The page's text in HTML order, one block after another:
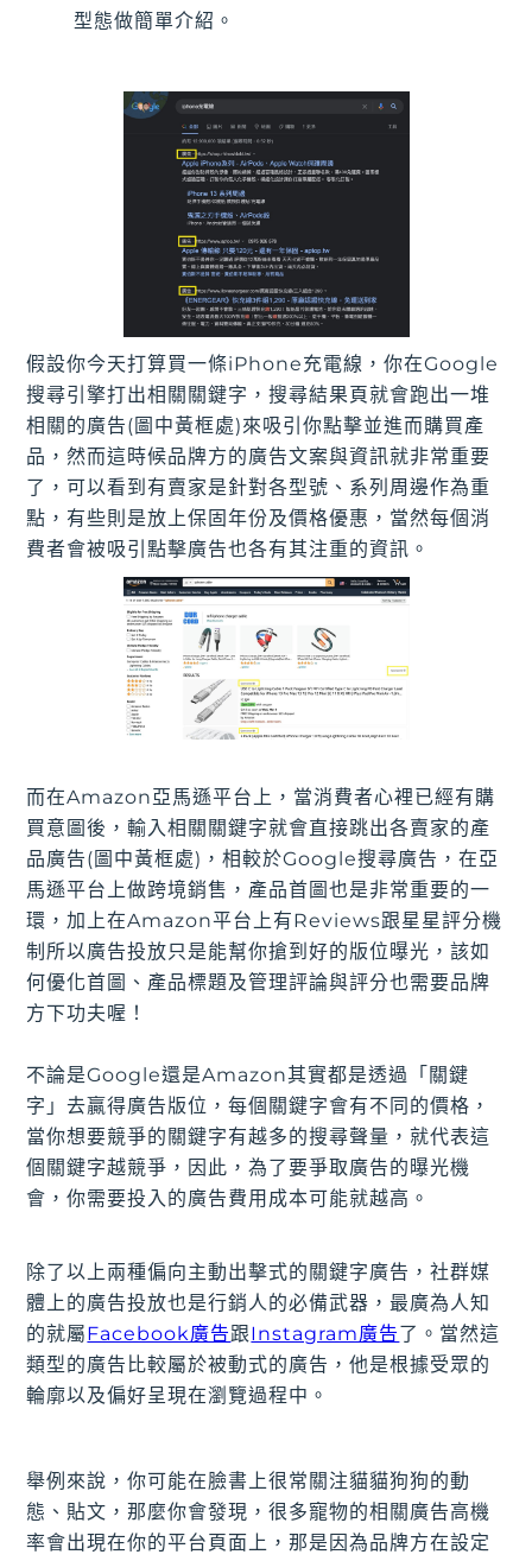
型態做簡單介紹。
假設你今天打算買一條iPhone充電線，你在Google
搜尋引擎打出相關關鍵字，搜尋結果頁就會跑出一堆
相關的廣告(圖中黃框處)來吸引你點擊並進而購買產
品，然而這時候品牌方的廣告文案與資訊就非常重要
了，可以看到有賣家是針對各型號、系列周邊作為重
點，有些則是放上保固年份及價格優惠，當然每個消
費者會被吸引點擊廣告也各有其注重的資訊。
而在Amazon亞馬遜平台上，當消費者心裡已經有購
買意圖後，輸入相關關鍵字就會直接跳出各賣家的產
品廣告(圖中黃框處)，相較於Google搜尋廣告，在亞
馬遜平台上做跨境銷售，產品首圖也是非常重要的一
環，加上在Amazon平台上有Reviews跟星星評分機
制所以廣告投放只是能幫你搶到好的版位曝光，該如
何優化首圖、產品標題及管理評論與評分也需要品牌
方下功夫喔！
不論是Google還是Amazon其實都是透過「關鍵
字」去贏得廣告版位，每個關鍵字會有不同的價格，
當你想要競爭的關鍵字有越多的搜尋聲量，就代表這
個關鍵字越競爭，因此，為了要爭取廣告的曝光機
會，你需要投入的廣告費用成本可能就越高。
除了以上兩種偏向主動出擊式的關鍵字廣告，社群媒
體上的廣告投放也是行銷人的必備武器，最廣為人知
的就屬Facebook廣告跟Instagram廣告了。當然這
類型的廣告比較屬於被動式的廣告，他是根據受眾的
輪廓以及偏好呈現在瀏覽過程中。
舉例來說，你可能在臉書上很常關注貓貓狗狗的動
態、貼文，那麼你會發現，很多寵物的相關廣告高機
率會出現在你的平台頁面上，那是因為品牌方在設定